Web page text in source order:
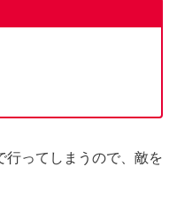
行ってしまうので、敵を